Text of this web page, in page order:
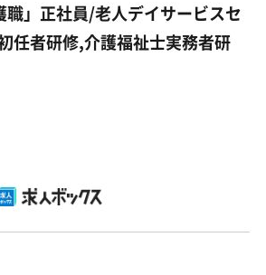
職」正社員/老人デイサービスセ
任者研修,介護福祉士実務者研